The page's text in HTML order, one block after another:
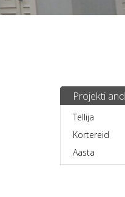
Projekti
Tellija
Kortereid
Aasta